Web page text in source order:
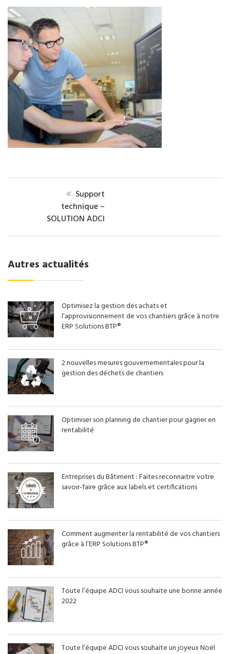
Support
technique –
SOLUTION ADCI
Autres actualités
Optimisez la gestion des achats et
l’approvisionnement de vos chantiers grâce à notre
ERP Solutions BTP®
2 nouvelles mesures gouvernementales pour la
gestion des déchets de chantiers
Optimiser son planning de chantier pour gagner en
rentabilité
Entreprises du Bâtiment : Faites reconnaitre votre
savoir-faire grâce aux labels et certifications
Comment augmenter la rentabilité de vos chantiers
grâce à l’ERP Solutions BTP®
Toute l’équipe ADCI vous souhaite une bonne année
2022
Toute l’équipe ADCI vous souhaite un joyeux Noël